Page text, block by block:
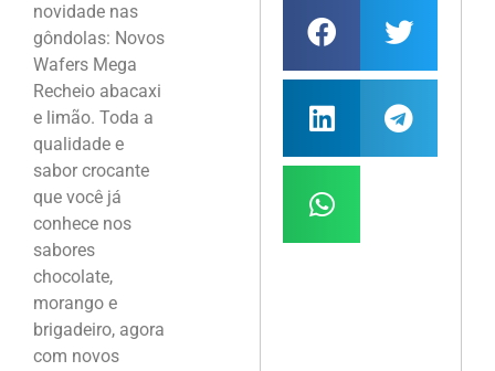
novidade nas
gôndolas: Novos
Wafers Mega
Recheio abacaxi
e limão. Toda a
qualidade e
sabor crocante
que você já
conhece nos
sabores
chocolate,
morango e
brigadeiro, agora
com novos